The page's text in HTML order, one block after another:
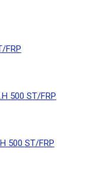
FRP
500 ST/FRP
500 ST/FRP